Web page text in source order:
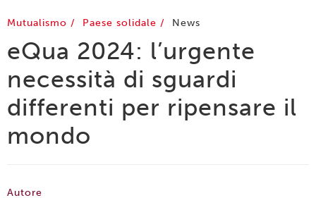
Mutualismo Paese solidale News
eQua 2024: l’urgente
necessità di sguardi
differenti per ripensare il
mondo
Autore